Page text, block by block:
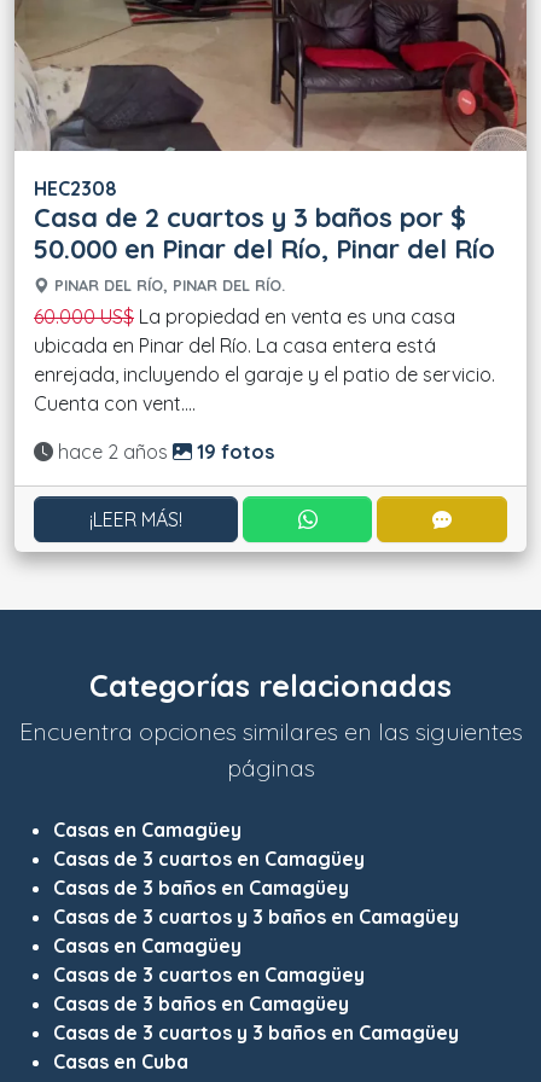
HEC2308
Casa de 2 cuartos y 3 baños por $
50.000 en Pinar del Río, Pinar del Río
PINAR DEL RÍO, PINAR DEL RÍO.
60.000 US$ La propiedad en venta es una casa
ubicada en Pinar del Río. La casa entera está
enrejada, incluyendo el garaje y el patio de servicio.
Cuenta con vent....
Actualizado:
hace 2 años 19 fotos
¡LEER MÁS! CONTACTAR POR
Categorías relacionadas
Encuentra opciones similares en las siguientes
páginas
Casas en Camagüey
Casas de 3 cuartos en Camagüey
Casas de 3 baños en Camagüey
Casas de 3 cuartos y 3 baños en Camagüey
Casas en Camagüey
Casas de 3 cuartos en Camagüey
Casas de 3 baños en Camagüey
Casas de 3 cuartos y 3 baños en Camagüey
Casas en Cuba